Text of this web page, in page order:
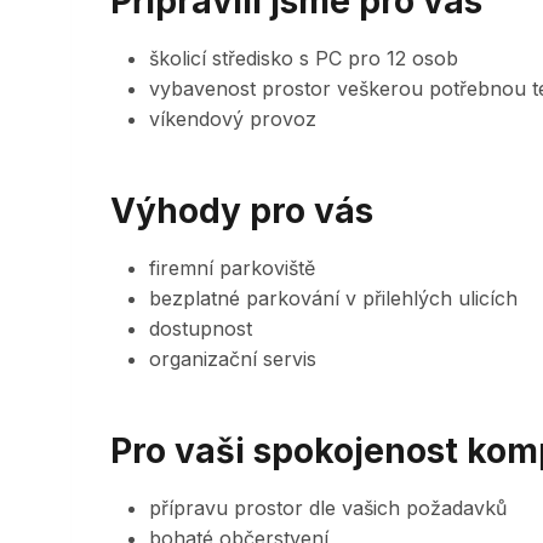
školicí středisko s PC pro 12 osob
vybavenost prostor veškerou potřebnou
víkendový provoz
Výhody pro vás
firemní parkoviště
bezplatné parkování v přilehlých ulicích
dostupnost
organizační servis
Pro vaši spokojenost
přípravu prostor dle vašich požadavků
bohaté občerstvení